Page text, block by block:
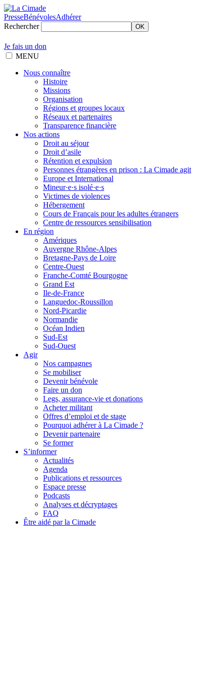
PresseBénévolesAdhérer
Rechercher
OK
Je fais un don
MENU
Nous connaître
Histoire
Missions
Organisation
Régions et groupes locaux
Réseaux et partenaires
Transparence financière
Nos actions
Droit au séjour
Droit d’asile
Rétention et expulsion
Personnes étrangères en prison : La Cimade agit
Europe et International
Mineur·e·s isolé·e·s
Victimes de violences
Hébergement
Cours de Français pour les adultes étrangers
Centre de ressources sensibilisation
En région
Amériques
Auvergne Rhône-Alpes
Bretagne-Pays de Loire
Centre-Ouest
Franche-Comté Bourgogne
Grand Est
Ile-de-France
Languedoc-Roussillon
Nord-Picardie
Normandie
Océan Indien
Sud-Est
Sud-Ouest
Agir
Nos campagnes
Se mobiliser
Devenir bénévole
Faire un don
Legs, assurance-vie et donations
Acheter militant
Offres d’emploi et de stage
Pourquoi adhérer à La Cimade ?
Devenir partenaire
Se former
S’informer
Actualités
Agenda
Publications et ressources
Espace presse
Podcasts
Analyses et décryptages
FAQ
Être aidé par la Cimade